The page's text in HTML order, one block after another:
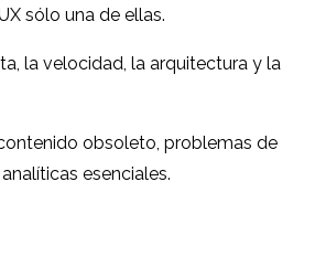
sólo una de ellas.
la velocidad, la arquitectura y la
obsoleto, problemas de
esenciales.